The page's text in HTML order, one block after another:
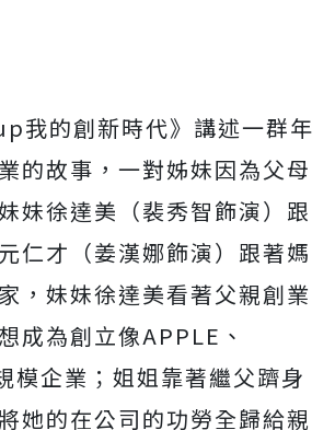
我的創新時代》講述一群年
的故事，一對姊妹因為父母
妹徐達美（裴秀智飾演）跟
仁才（姜漢娜飾演）跟著媽
，妹妹徐達美看著父親創業
成為創立像APPLE、
模企業；姐姐靠著繼父躋身
她的在公司的功勞全歸給親